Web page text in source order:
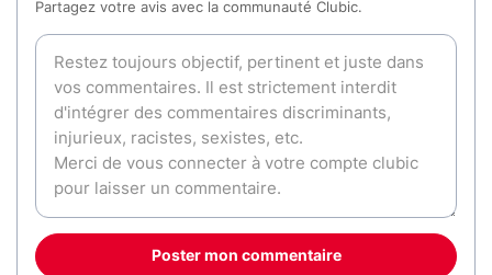
Partagez votre avis avec la communauté Clubic.
Poster mon commentaire